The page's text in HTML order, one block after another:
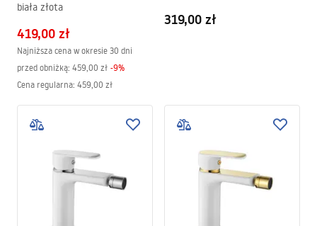
biała złota
419,00 zł
Najniższa cena w okresie 30 dni
przed obniżką: 459,00 zł -9%
Cena regularna: 459,00 zł
319,00 zł